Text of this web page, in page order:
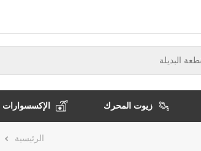
زيوت المحرك الإكسسوارات
مسار
الرئيسية